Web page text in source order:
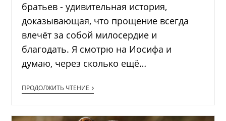
братьев - удивительная история,
доказывающая, что прощение всегда
влечёт за собой милосердие и
благодать. Я смотрю на Иосифа и
думаю, через сколько ещё…
ПРОДОЛЖИТЬ ЧТЕНИЕ